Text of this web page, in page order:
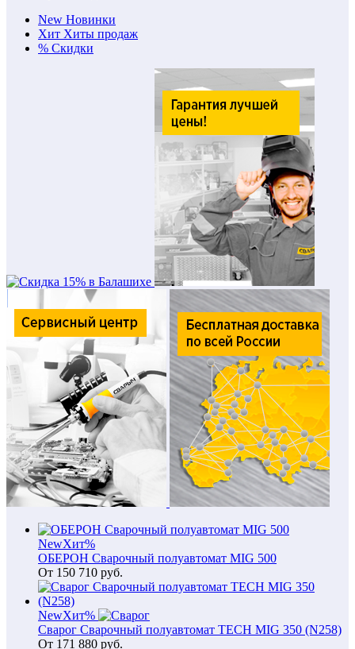
New Новинки
Хит Хиты продаж
% Скидки
NewХит%
ОБЕРОН Сварочный полуавтомат MIG 500
От 150 710 руб.
NewХит%
Сварог Сварочный полуавтомат TECH MIG 350 (N258)
От 171 880 руб.